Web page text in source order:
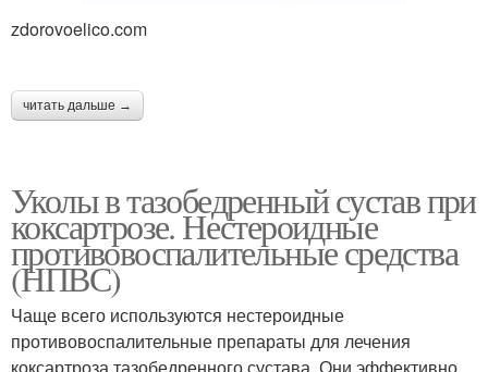
zdorovoelico.com
читать дальше →
Уколы в тазобедренный сустав при
коксартрозе. Нестероидные
противовоспалительные средства
(НПВС)
Чаще всего используются нестероидные
противовоспалительные препараты для лечения